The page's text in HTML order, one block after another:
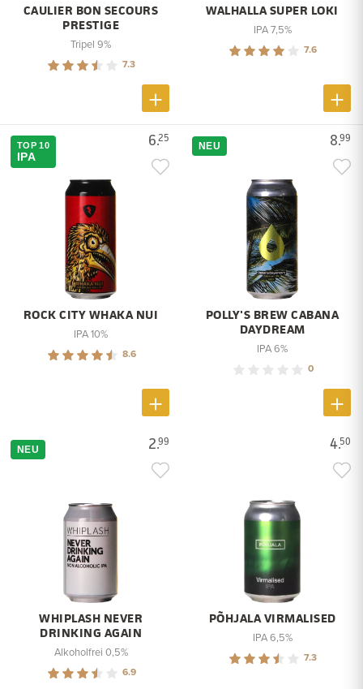
CAULIER BON SECOURS
PRESTIGE
Tripel 9%
7.3
WALHALLA SUPER LOKI
IPA 7,5%
7.6
6.25
TOP 10
IPA
ROCK CITY WHAKA NUI
IPA 10%
8.6
8.99
NEU
POLLY'S BREW CABANA
DAYDREAM
IPA 6%
0
2.99
NEU
WHIPLASH NEVER
DRINKING AGAIN
Alkoholfrei 0,5%
6.9
4.50
PÕHJALA VIRMALISED
IPA 6,5%
7.3